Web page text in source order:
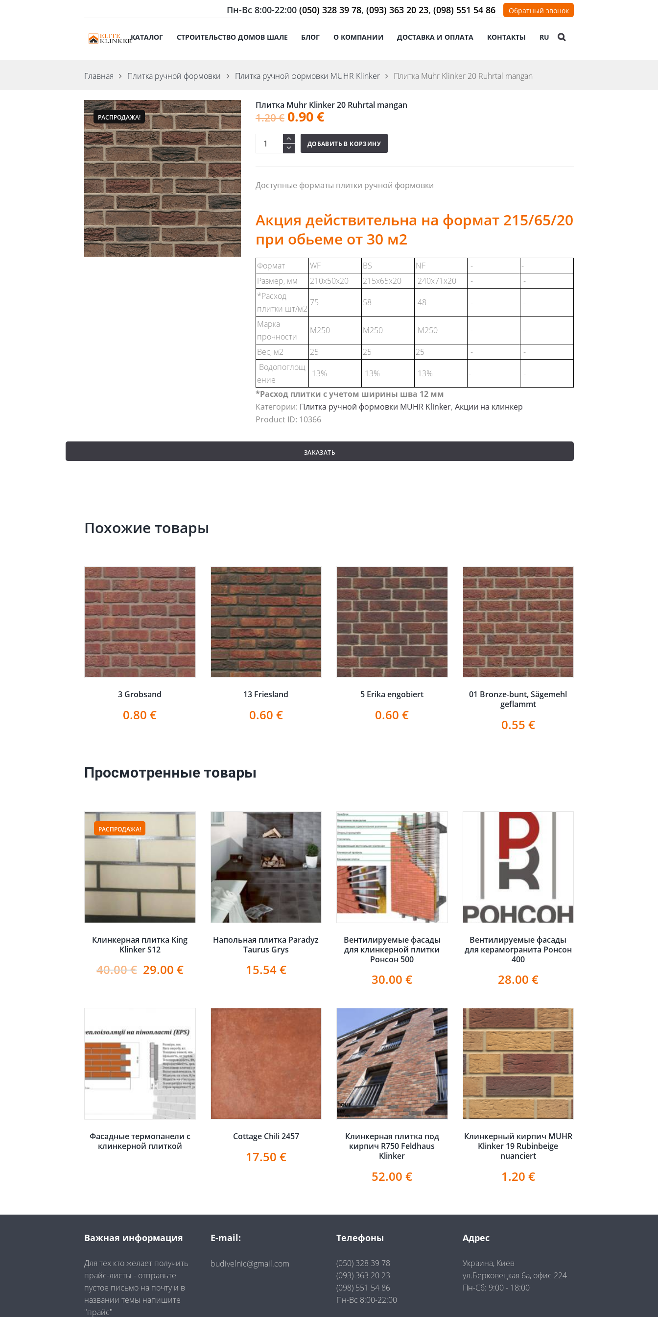
Пн-Вс 8:00-22:00 (050) 328 39 78, (093) 363 20 23, (098) 551 54 86 Обратный звонок
КАТАЛОГ СТРОИТЕЛЬСТВО ДОМОВ ШАЛЕ БЛОГ О КОМПАНИИ ДОСТАВКА И ОПЛАТА КОНТАКТЫ RU
Главная Плитка ручной формовки Плитка ручной формовки MUHR Klinker Плитка Muhr Klinker 20 Ruhrtal mangan
РАСПРОДАЖА!
Плитка Muhr Klinker 20 Ruhrtal mangan
1.20€ 0.90€
ДОБАВИТЬ В КОРЗИНУ
Доступные форматы плитки ручной формовки
Акция действительна на формат 215/65/20
при обьеме от 30 м2
Формат WF BS NF -
-
Размер, мм
210x50x20 215x65x20 240x71x20 -
-
*Расход
плитки шт/м2
75 58 48 -
-
Марка
прочности
М250 М250 М250 -
-
Вес, м2
25 25 25 -
-
Водопоглощ
ение
13% 13% 13% -
-
*Расход плитки с учетом ширины шва 12 мм
Категории: Плитка ручной формовки MUHR Klinker, Акции на клинкер
Product ID: 10366
ЗАКАЗАТЬ
Похожие товары
3 Grobsand
0.80€
13 Friesland
0.60 €
5 Erika engobiert
0.60€
01 Bronze-bunt, Sägemehl
geflammt
0.55 €
Просмотренные товары
РАСПРОДАЖА!
Клинкерная плитка King
Klinker S12
40.00€ 29.00 €
Напольная плитка Paradyz
Taurus Grys
15.54€
Вентилируемые фасады
для клинкерной плитки
Ронсон 500
30.00€
Вентилируемые фасады
для керамогранита Ронсон
400
28.00 €
Фасадные термопанели с
клинкерной плиткой
Cottage Chili 2457
17.50 €
Клинкерная плитка под
кирпич R750 Feldhaus
Klinker
52.00€
Клинкерный кирпич MUHR
Klinker 19 Rubinbeige
nuanciert
1.20 €
Важная информация
Для тех кто желает получить
прайс-листы - отправьте
пустое письмо на почту и в
названии темы напишите
"прайс"
E-mail:
budivelnic@gmail.com
Телефоны
(050) 328 39 78
(093) 363 20 23
(098) 551 54 86
Пн-Вс 8:00-22:00
Адрес
Украина, Киев
ул.Берковецкая 6а, офис 224
Пн-Сб: 9:00 - 18:00